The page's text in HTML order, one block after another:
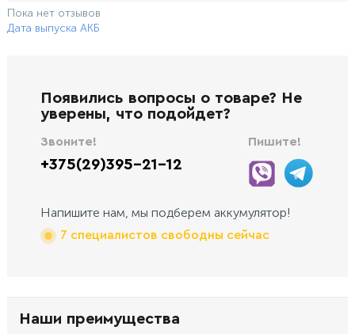
Пока нет отзывов
Дата выпуска АКБ
Появились вопросы о товаре? Не
уверены, что подойдет?
Звоните!
+375(29)395-21-12
Пишите!
Напишите нам, мы подберем аккумулятор!
7 специалистов свободны сейчас
Наши преимущества